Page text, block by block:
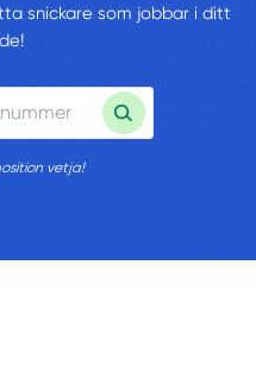
snickare som jobbar i ditt
vetja!